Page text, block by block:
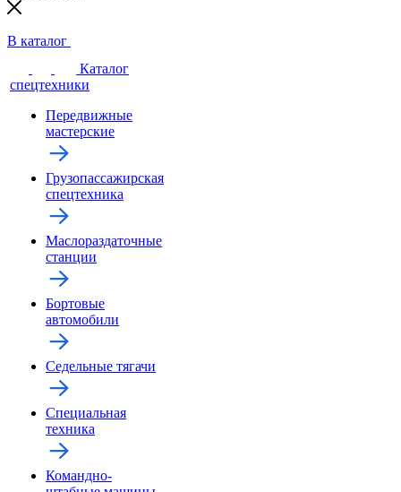
В каталог
Каталог
спецтехники
Передвижные
мастерские
Грузопассажирская
спецтехника
Маслораздаточные
станции
Бортовые
автомобили
Седельные тягачи
Специальная
техника
Командно-